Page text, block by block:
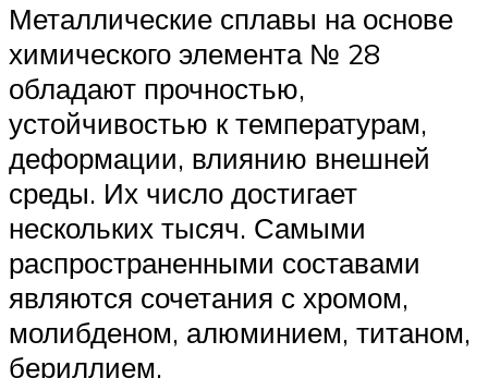
Металлические сплавы на основе
химического элемента № 28
обладают прочностью,
устойчивостью к температурам,
деформации, влиянию внешней
среды. Их число достигает
нескольких тысяч. Самыми
распространенными составами
являются сочетания с хромом,
молибденом, алюминием, титаном,
бериллием.